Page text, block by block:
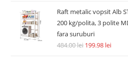
Raft metalic vopsit Alb
200 kg/polita, 3 polite
fara suruburi
484.00lei 199.98 lei